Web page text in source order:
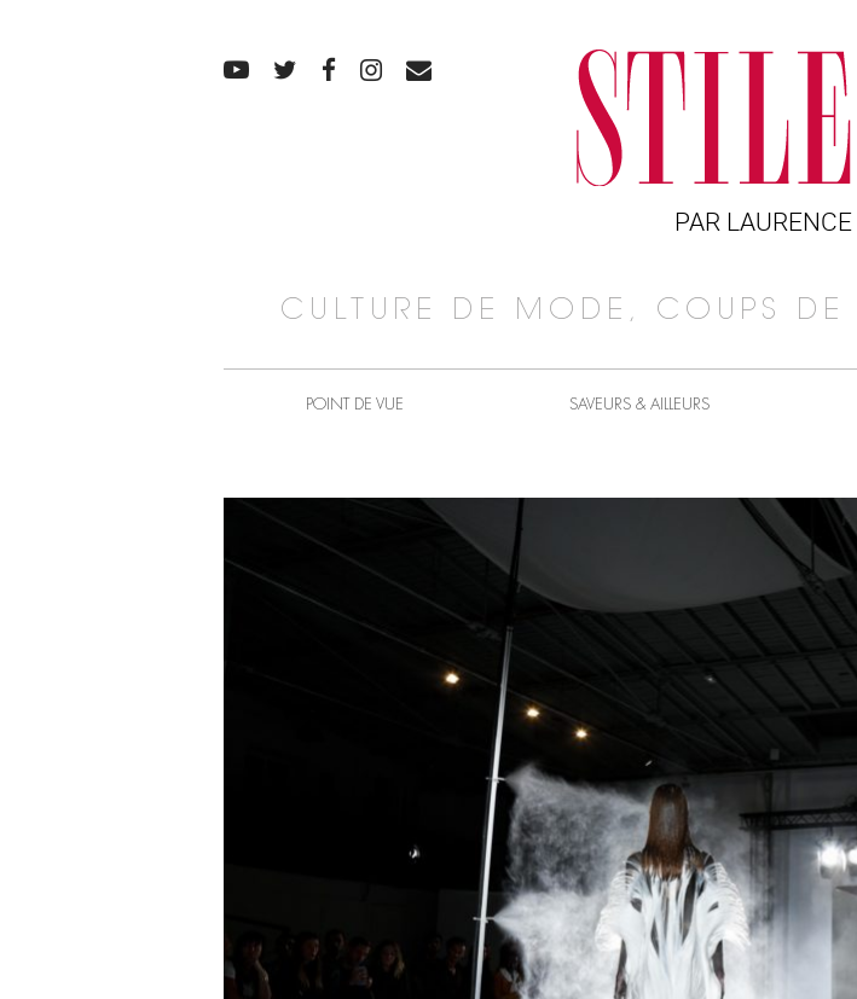
PAR
CULTURE DE MODE, COUPS
POINT DE VUE SAVEURS & AILLEURS